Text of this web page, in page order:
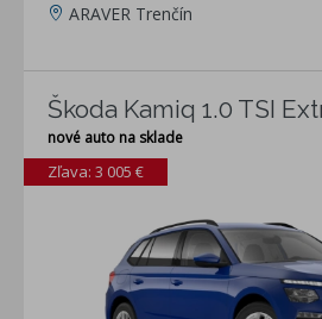
ARAVER Trenčín
Škoda Kamiq 1.0 TSI
nové auto na sklade
Zľava: 3 005 €